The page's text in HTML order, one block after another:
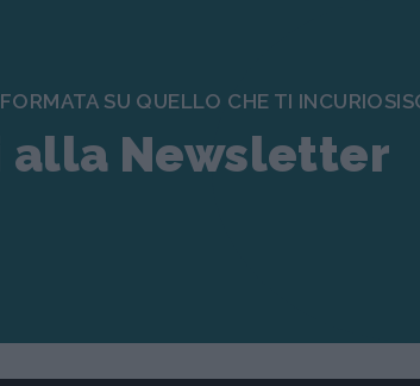
SU QUELLO CHE TI
Newsletter